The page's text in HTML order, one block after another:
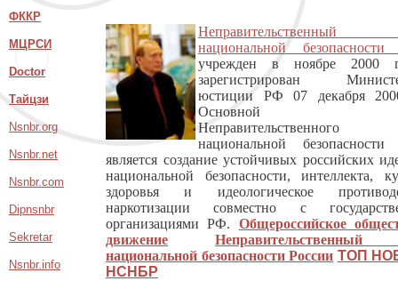
ФККР
МЦРСИ
Doctor
Тайцзи
Nsnbr.org
Nsnbr.net
Nsnbr.com
Dipnsnbr
Sekretar
Nsnbr.info
Неправительственный
национальной безопасности
учрежден в ноябре 2000
зарегистрирован
юстиции РФ 07 декабря
Основной
Неправительственного
национальной безопасности
является создание устойчивых российских
национальной безопасности, интеллекта,
здоровья и идеологическое
наркотизации совместно с
организациями РФ. Общероссийское
движение
Неправительственный
национальной безопасности России ТОП
НСНБР